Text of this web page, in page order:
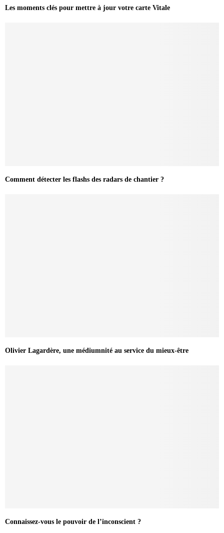
Les moments clés pour mettre à jour votre carte Vitale
Comment détecter les flashs des radars de chantier ?
Olivier Lagardère, une médiumnité au service du mieux-être
Connaissez-vous le pouvoir de l’inconscient ?